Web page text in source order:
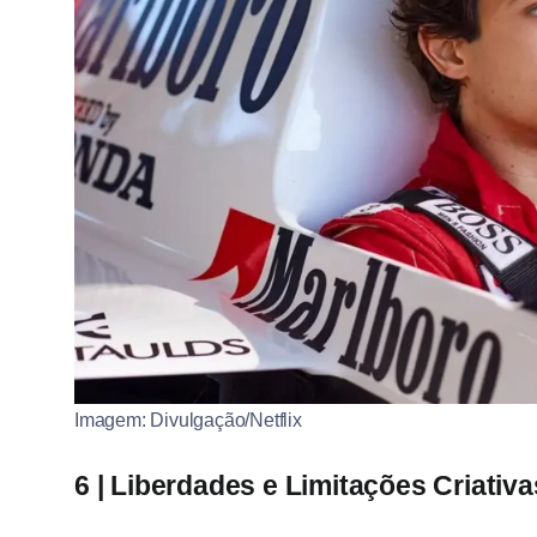
Imagem: Divulgação/Netflix
6 | Liberdades e Limitações